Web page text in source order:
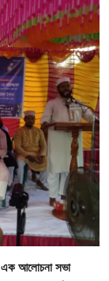
এক আলোচনা সভা